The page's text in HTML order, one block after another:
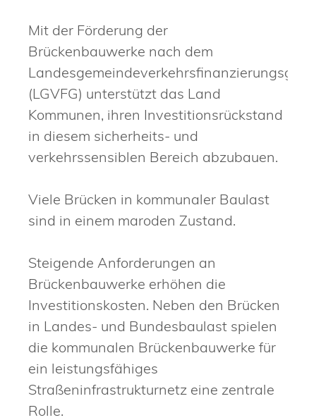
Mit der Förderung der
Brückenbauwerke nach dem
(LGVFG) unterstützt das Land
Kommunen, ihren Investitionsrückstand
in diesem sicherheits- und
verkehrssensiblen Bereich abzubauen.
Viele Brücken in kommunaler Baulast
sind in einem maroden Zustand.
Steigende Anforderungen an
Brückenbauwerke erhöhen die
Investitionskosten. Neben den Brücken
in Landes- und Bundesbaulast spielen
die kommunalen Brückenbauwerke für
ein leistungsfähiges
Straßeninfrastrukturnetz eine zentrale
Rolle.